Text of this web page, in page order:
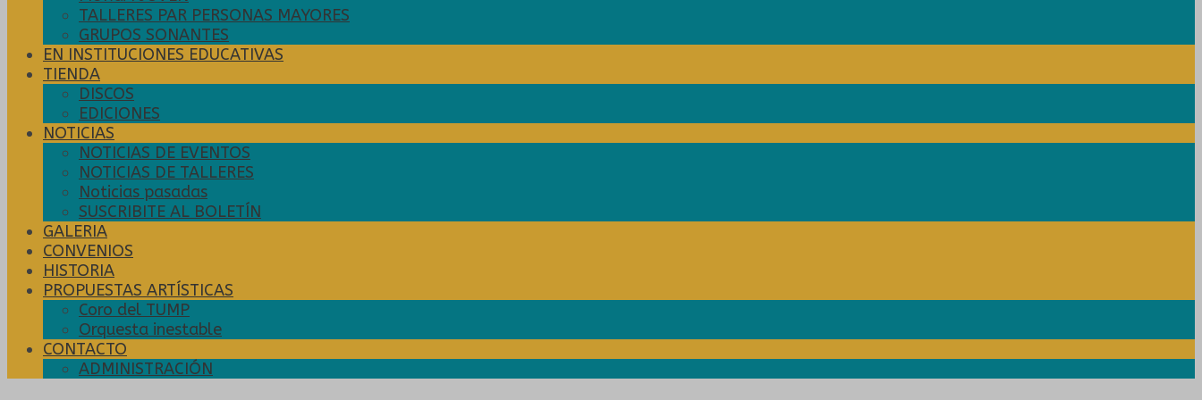
TALLERES PAR PERSONAS MAYORES
GRUPOS SONANTES
EN INSTITUCIONES EDUCATIVAS
TIENDA
DISCOS
EDICIONES
NOTICIAS
NOTICIAS DE EVENTOS
NOTICIAS DE TALLERES
Noticias pasadas
SUSCRIBITE AL BOLETÍN
GALERIA
CONVENIOS
HISTORIA
PROPUESTAS ARTÍSTICAS
Coro del TUMP
Orquesta inestable
CONTACTO
ADMINISTRACIÓN